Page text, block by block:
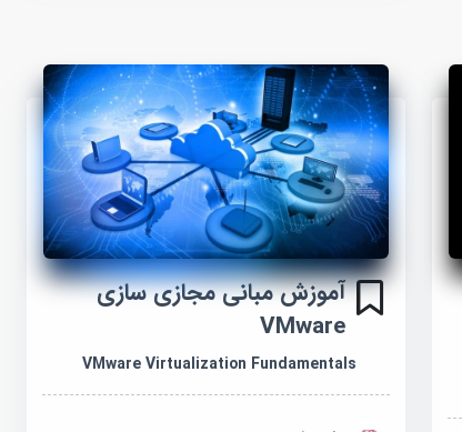
آموزش مبانی مجازی سازی
VMware
VMware Virtualization Fundamentals